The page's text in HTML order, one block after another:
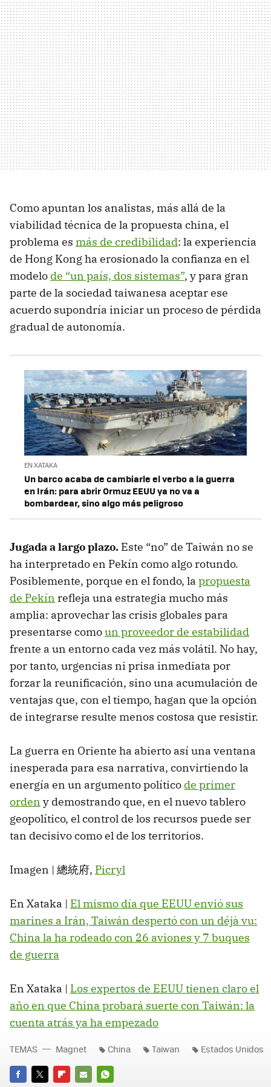
Como apuntan los analistas, más allá de la
viabilidad técnica de la propuesta china, el
problema es más de credibilidad: la experiencia
de Hong Kong ha erosionado la confianza en el
modelo de “un país, dos sistemas”, y para gran
parte de la sociedad taiwanesa aceptar ese
acuerdo supondría iniciar un proceso de pérdida
gradual de autonomía.
EN XATAKA
Un barco acaba de cambiarle el verbo a la guerra
en Irán: para abrir Ormuz EEUU ya no va a
bombardear, sino algo más peligroso
Jugada a largo plazo. Este “no” de Taiwán no se
ha interpretado en Pekín como algo rotundo.
Posiblemente, porque en el fondo, la propuesta
de Pekín refleja una estrategia mucho más
amplia: aprovechar las crisis globales para
presentarse comoun proveedor de estabilidad
frente a un entorno cada vez más volátil. No hay,
por tanto, urgencias ni prisa inmediata por
forzar la reunificación, sino una acumulación de
ventajas que, con el tiempo, hagan que la opción
de integrarse resulte menos costosa que resistir.
La guerra en Oriente ha abierto así una ventana
inesperada para esa narrativa, convirtiendo la
energía en un argumento político de primer
orden y demostrando que, en el nuevo tablero
geopolítico, el control de los recursos puede ser
tan decisivo como el de los territorios.
Imagen | 總統府, Picryl
En Xataka | El mismo día que EEUU envió sus
marines a Irán, Taiwán despertó con un déjà vu:
China la ha rodeado con 26 aviones y 7 buques
de guerra
En Xataka | Los expertos de EEUU tienen claro el
año en que China probará suerte con Taiwán: la
cuenta atrás ya ha empezado
TEMAS Magnet China Taiwan Estados Unidos